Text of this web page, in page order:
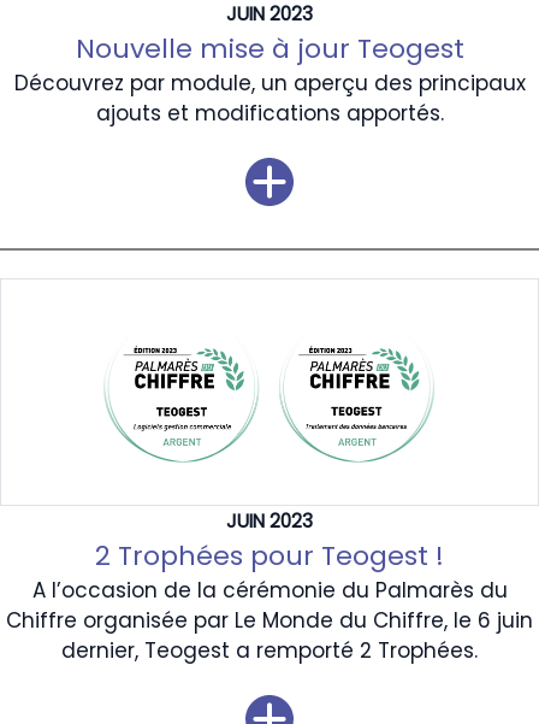
JUIN 2023
Nouvelle mise à jour Teogest
Découvrez par module, un aperçu des principaux
ajouts et modifications apportés.
JUIN 2023
2 Trophées pour Teogest !
A l’occasion de la cérémonie du Palmarès du
Chiffre organisée par Le Monde du Chiffre, le 6 juin
dernier, Teogest a remporté 2 Trophées.